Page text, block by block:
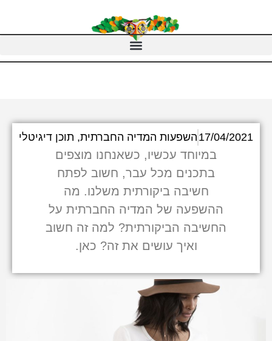
17/04/2021 השפעות המדיה החברתית, תוכן דיגיטלי
במיוחד עכשיו, כשאנחנו מוצפים
בתכנים מכל עבר, חשוב לפתח
חשיבה ביקורתית משלנו. מה
ההשפעה של המדיה החברתית על
החשיבה הביקורתית? למה זה חשוב
ואיך עושים את זה? כאן.